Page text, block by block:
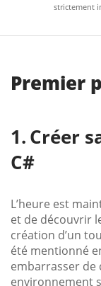
strictement
Premier
Créer
C#
L’heure est
et de découvrir
création d’un
été mentionné
embarrasser
environnement